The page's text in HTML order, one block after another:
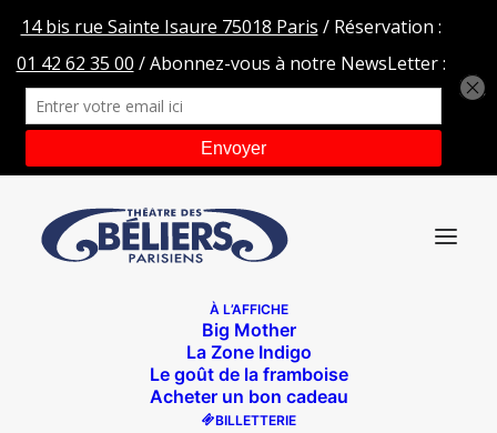
À L’AFFICHE
Big Mother
La Zone Indigo
Le goût de la framboise
Acheter un bon cadeau
BILLETTERIE
SEb et poulet
L'Apprenti Magicien SEb et poulet